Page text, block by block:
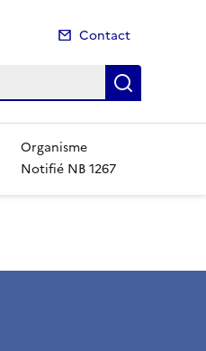
Contact
Organisme
Notifié NB 1267